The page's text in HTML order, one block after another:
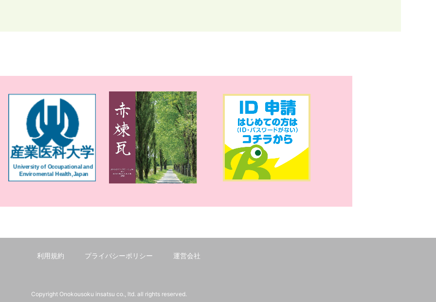
利用規約 プライバシーポリシー 運営会社
Copyright Onokousoku insatsu co., ltd. all rights reserved.